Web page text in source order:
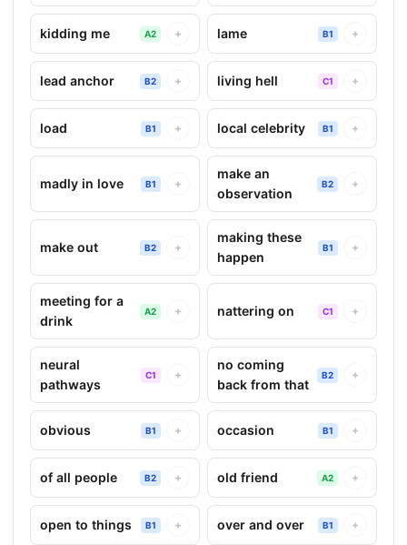
kidding me A2 + lame B1 +
lead anchor B2 + living hell C1 +
load B1 + local celebrity B1 +
madly in love B1 +
make an
observation
B2 +
make out B2 +
making these
happen
B1 +
meeting for a
drink
A2 + nattering on C1 +
neural
pathways
C1 +
no coming
back from that
B2 +
obvious B1 + occasion B1 +
of all people B2 + old friend A2 +
open to things B1 + over and over B1 +